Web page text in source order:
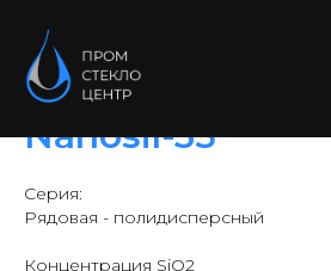
Коллоидный кремнезем:
Nanosil-35
Серия:
Рядовая - полидисперсный
Концентрация SiO2